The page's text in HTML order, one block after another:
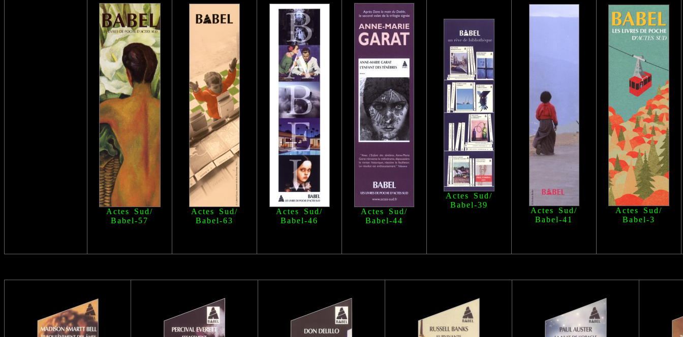
Actes Sud/
Babel-57
Actes Sud/
Babel-63
Actes Sud/
Babel-46
Actes Sud/
Babel-44
Actes Sud/
Babel-39
Actes Sud/
Babel-41
Actes Sud/
Babel-3